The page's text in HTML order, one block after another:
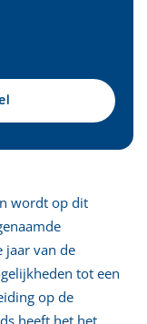
wordt op dit
jaar van de
tot een
op de
heeft het het